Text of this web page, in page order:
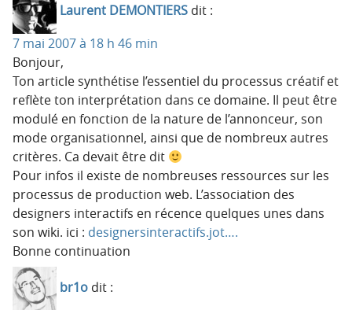
Laurent DEMONTIERS dit :
7 mai 2007 à 18 h 46 min
Bonjour,
Ton article synthétise l’essentiel du processus créatif et
reflète ton interprétation dans ce domaine. Il peut être
modulé en fonction de la nature de l’annonceur, son
mode organisationnel, ainsi que de nombreux autres
critères. Ca devait être dit
Pour infos il existe de nombreuses ressources sur les
processus de production web. L’association des
designers interactifs en récence quelques unes dans
son wiki. ici : designersinteractifs.jot….
Bonne continuation
br1o dit :